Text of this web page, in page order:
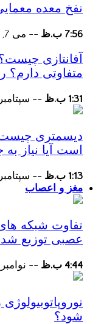
نفخ معده
7:56 ب.ظ -- می 7, 2022
آفانتازی
متفاوتی دارم؟
1:31 ب.ظ -- سپتامبر 23, 2023
دیسمتری
است آیا نیاز
1:13 ب.ظ -- سپتامبر 23, 2023
مغز و اعصاب
تفاوت شبکه
عصبی توزیع
4:44 ب.ظ -- نوامبر 5, 2024
شود؟